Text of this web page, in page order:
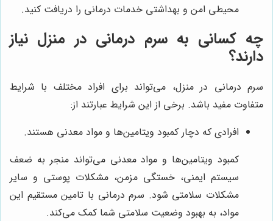
محیطی امن و بهداشتی خدمات درمانی را دریافت کنید.
چه کسانی به سرم درمانی در منزل نیاز
دارند؟
سرم درمانی در منزل، می‌تواند برای افراد مختلف با شرایط
متفاوت مفید باشد. برخی از این شرایط عبارتند از:
افرادی که دچار کمبود ویتامین‌ها و مواد معدنی هستند.
کمبود ویتامین‌ها و مواد معدنی می‌تواند منجر به ضعف
سیستم ایمنی، خستگی مزمن، مشکلات پوستی و سایر
مشکلات سلامتی شود. سرم درمانی با تامین مستقیم این
مواد، به بهبود وضعیت سلامتی شما کمک می‌کند.